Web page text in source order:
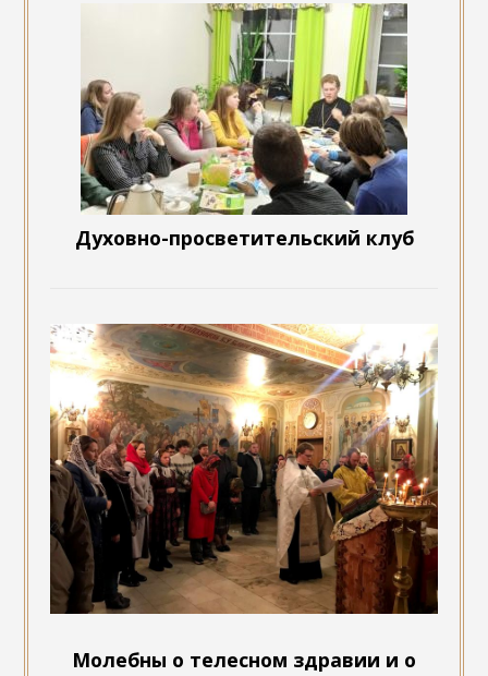
Духовно-просветительский клуб
Молебны о телесном здравии и о